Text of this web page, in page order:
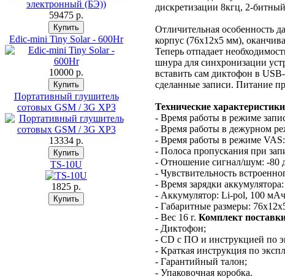
59475 p.
Edic-mini Tiny Solar - 600Hr
10000 p.
Портативный глушитель
сотовых GSM / 3G XP3
13334 p.
TS-10U
1825 p.
дискретизации 8кгц, 2-
Отличительная особенность
корпус (76х12х5 мм),
Теперь отпадает
шнура для синхронизации
вставить сам диктофон в
сделанные записи. Питание
Технические
- Время работы в режиме
- Время работы в дежурном
- Время работы в режиме
- Полоса пропускания при
- Отношение сигнал/шум: -80
- Чувствительность
- Время зарядки
- Аккумулятор: Li-pol, 100
- Габаритные размеры:
- Вес 16 г. Комплект
- Диктофон;
- CD с ПО и инструкцией по
- Краткая инструкция по
- Гарантийный талон;
- Упаковочная коробка.